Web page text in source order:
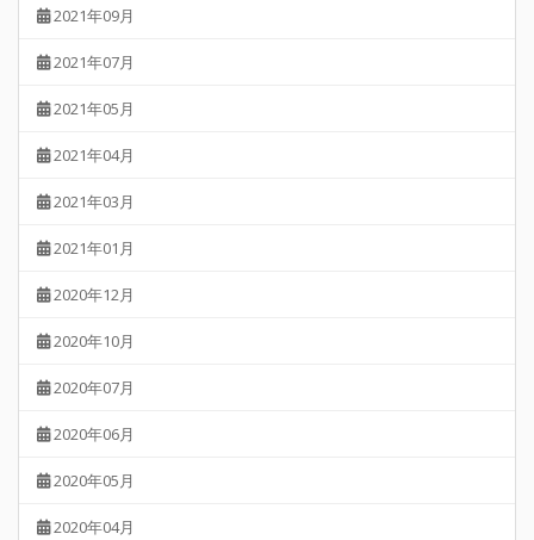
2021年09月
2021年07月
2021年05月
2021年04月
2021年03月
2021年01月
2020年12月
2020年10月
2020年07月
2020年06月
2020年05月
2020年04月